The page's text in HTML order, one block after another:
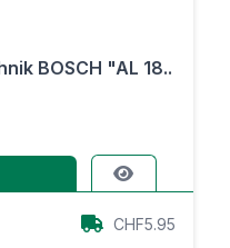
BOSCH "AL 18..
CHF5.95